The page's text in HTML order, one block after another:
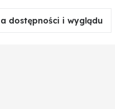
do uszkodzenia części
dostępności i wyglądu